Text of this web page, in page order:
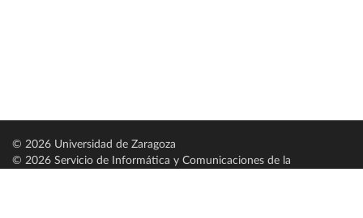
© 2026 Universidad de Zaragoza
© 2026 Servicio de Informática y Comunicaciones de la